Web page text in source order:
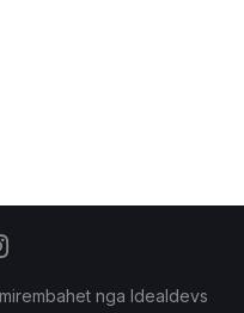
nga Idealdevs